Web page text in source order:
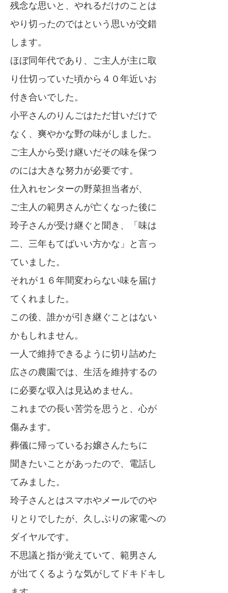
残念な思いと、やれるだけのことは
やり切ったのではという思いが交錯
します。
ほぼ同年代であり、ご主人が主に取
り仕切っていた頃から４０年近いお
付き合いでした。
小平さんのりんごはただ甘いだけで
なく、爽やかな野の味がしました。
ご主人から受け継いだその味を保つ
のには大きな努力が必要です。
仕入れセンターの野菜担当者が、
ご主人の範男さんが亡くなった後に
玲子さんが受け継ぐと聞き、「味は
二、三年もてばいい方かな」と言っ
ていました。
それが１６年間変わらない味を届け
てくれました。
この後、誰かが引き継ぐことはない
かもしれません。
一人で維持できるように切り詰めた
広さの農園では、生活を維持するの
に必要な収入は見込めません。
これまでの長い苦労を思うと、心が
傷みます。
葬儀に帰っているお嬢さんたちに
聞きたいことがあったので、電話し
てみました。
玲子さんとはスマホやメールでのや
りとりでしたが、久しぶりの家電への
ダイヤルです。
不思議と指が覚えていて、範男さん
が出てくるような気がしてドキドキし